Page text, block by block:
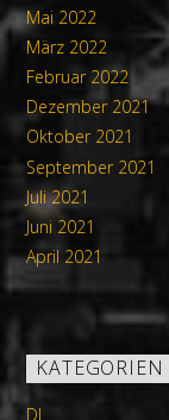
Mai 2022
März 2022
Februar 2022
Dezember 2021
Oktober 2021
September 2021
Juli 2021
Juni 2021
April 2021
KATEGORIEN
DJ